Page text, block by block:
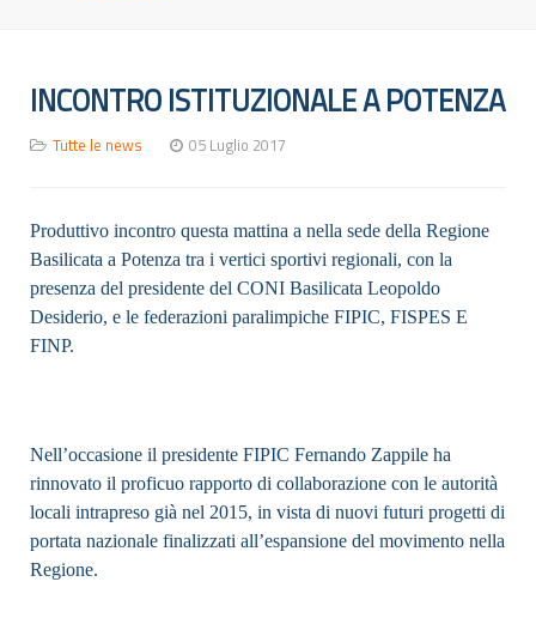
INCONTRO ISTITUZIONALE A POTENZA
Tutte le news 05 Luglio 2017
Produttivo incontro questa mattina a nella sede della Regione
Basilicata a Potenza tra i vertici sportivi regionali, con la
presenza del presidente del CONI Basilicata Leopoldo
Desiderio, e le federazioni paralimpiche FIPIC, FISPES E
FINP.
Nell’occasione il presidente FIPIC Fernando Zappile ha
rinnovato il proficuo rapporto di collaborazione con le autorità
locali intrapreso già nel 2015, in vista di nuovi futuri progetti di
portata nazionale finalizzati all’espansione del movimento nella
Regione.